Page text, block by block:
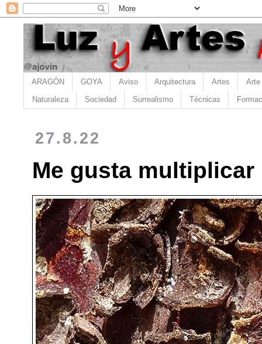
ARAGÓN GOYA Aviso Arquitectura Artes Arte
Naturaleza Sociedad Surrealismo Técnicas
27.8.22
Me gusta